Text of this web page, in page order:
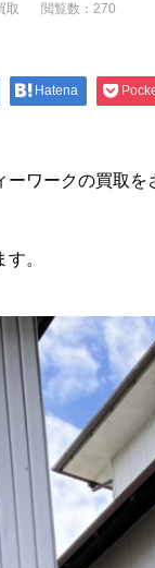
取 閲覧数：270
Hatena
ーワークの買取を
。